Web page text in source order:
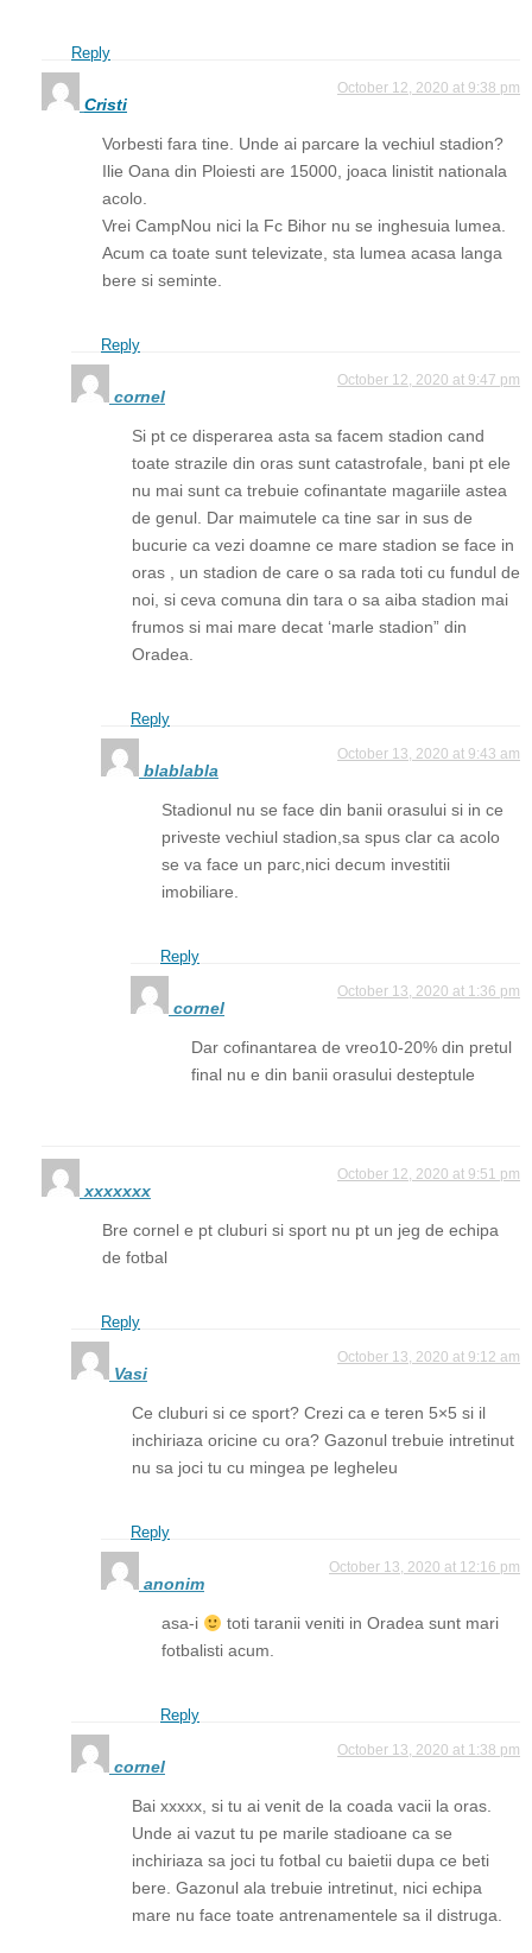
Reply
Cristi
October 12, 2020 at 9:38 pm
Vorbesti fara tine. Unde ai parcare la vechiul stadion?
Ilie Oana din Ploiesti are 15000, joaca linistit nationala
acolo.
Vrei CampNou nici la Fc Bihor nu se inghesuia lumea.
Acum ca toate sunt televizate, sta lumea acasa langa
bere si seminte.
Reply
cornel
October 12, 2020 at 9:47 pm
Si pt ce disperarea asta sa facem stadion cand
toate strazile din oras sunt catastrofale, bani pt ele
nu mai sunt ca trebuie cofinantate magariile astea
de genul. Dar maimutele ca tine sar in sus de
bucurie ca vezi doamne ce mare stadion se face in
oras , un stadion de care o sa rada toti cu fundul de
noi, si ceva comuna din tara o sa aiba stadion mai
frumos si mai mare decat ‘marle stadion” din
Oradea.
Reply
blablabla
October 13, 2020 at 9:43 am
Stadionul nu se face din banii orasului si in ce
priveste vechiul stadion,sa spus clar ca acolo
se va face un parc,nici decum investitii
imobiliare.
Reply
cornel
October 13, 2020 at 1:36 pm
Dar cofinantarea de vreo10-20% din pretul
final nu e din banii orasului desteptule
xxxxxxx
October 12, 2020 at 9:51 pm
Bre cornel e pt cluburi si sport nu pt un jeg de echipa
de fotbal
Reply
Vasi
October 13, 2020 at 9:12 am
Ce cluburi si ce sport? Crezi ca e teren 5×5 si il
inchiriaza oricine cu ora? Gazonul trebuie intretinut
nu sa joci tu cu mingea pe legheleu
Reply
anonim
October 13, 2020 at 12:16 pm
asa-i
toti taranii veniti in Oradea sunt mari
fotbalisti acum.
Reply
cornel
October 13, 2020 at 1:38 pm
Bai xxxxx, si tu ai venit de la coada vacii la oras.
Unde ai vazut tu pe marile stadioane ca se
inchiriaza sa joci tu fotbal cu baietii dupa ce beti
bere. Gazonul ala trebuie intretinut, nici echipa
mare nu face toate antrenamentele sa il distruga.